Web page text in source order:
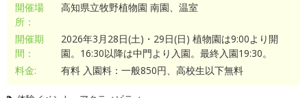
開催場
所：
高知県立牧野植物園 南園、温室
開催期
間：
2026年3月28日(土)・29日(日) 植物園は9:00より開
園。16:30以降は中門より入園。最終入園19:30。
料金:
有料 入園料：一般850円、高校生以下無料